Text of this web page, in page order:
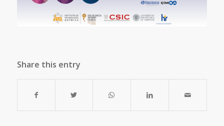
Share this entry